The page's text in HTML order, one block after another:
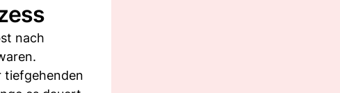
nach
tiefgehenden